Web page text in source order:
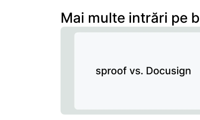
Mai multe intrări pe